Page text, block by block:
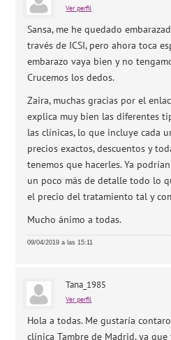
Ver perfil
Sansa, me he quedado
través de ICSI, pero ahora toca
embarazo vaya bien y no
Crucemos los dedos.
Zaira, muchas gracias por el
explica muy bien las diferentes
las clínicas, lo que incluye cada
precios exactos, descuentos y
tenemos que hacerles. Ya
un poco más de detalle todo lo
el precio del tratamiento tal y
Mucho ánimo a todas.
09/04/2019 a las 15:11
Tana_1985
Ver perfil
Hola a todas. Me gustaría
clínica Tambre de Madrid, ya